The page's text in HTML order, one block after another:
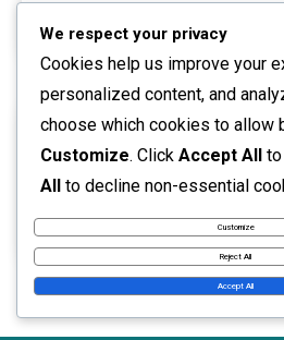
Kriketis üleviske reeglid:
ARHIIV
February 2026
We respect your privacy
Cookies help us improve your
personalized content, and
choose which cookies to allow
Customize. Click Accept All
All to decline non-essential
Customize
Reject All
Accept All